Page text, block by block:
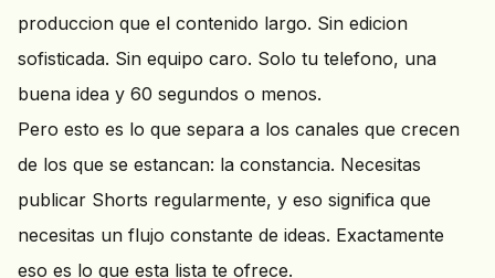
produccion que el contenido largo. Sin edicion
sofisticada. Sin equipo caro. Solo tu telefono, una
buena idea y 60 segundos o menos.
Pero esto es lo que separa a los canales que crecen
de los que se estancan: la constancia. Necesitas
publicar Shorts regularmente, y eso significa que
necesitas un flujo constante de ideas. Exactamente
eso es lo que esta lista te ofrece.